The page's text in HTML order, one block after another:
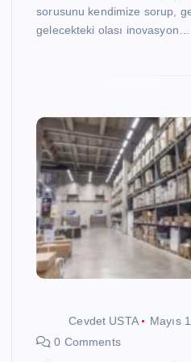
sorusunu kendimize sorup,
gelecekteki olası inovasyon…
Cevdet USTA
Mayıs
0 Comments